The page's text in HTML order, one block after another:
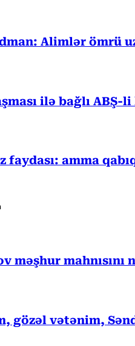
Alimlər ömrü
ilə bağlı
amma
məşhur
gözəl vətənim,